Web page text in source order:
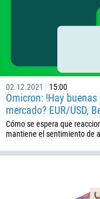
02.12.2021 15:00
Omicron: !Hay
mercado? EUR/USD,
Cómo se espera que
mantiene el sentimiento de